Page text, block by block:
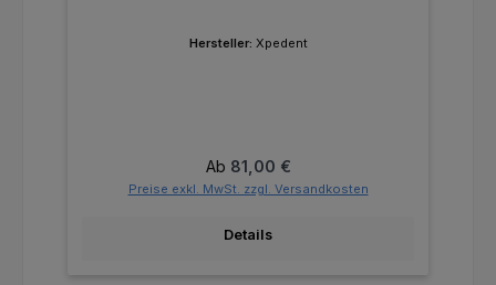
Hersteller: Xpedent
Regulärer Preis:
Ab 81,00 €
Preise exkl. MwSt. zzgl. Versandkosten
Details